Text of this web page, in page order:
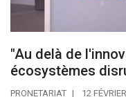
"Au delà de
écosystèmes
PRONETARIAT 12